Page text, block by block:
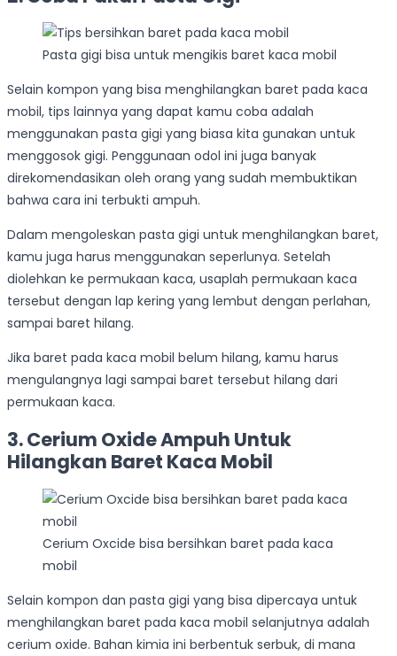
Pasta gigi bisa untuk mengikis baret kaca mobil
Selain kompon yang bisa menghilangkan baret pada kaca
mobil, tips lainnya yang dapat kamu coba adalah
menggunakan pasta gigi yang biasa kita gunakan untuk
menggosok gigi. Penggunaan odol ini juga banyak
direkomendasikan oleh orang yang sudah membuktikan
bahwa cara ini terbukti ampuh.
Dalam mengoleskan pasta gigi untuk menghilangkan baret,
kamu juga harus menggunakan seperlunya. Setelah
diolehkan ke permukaan kaca, usaplah permukaan kaca
tersebut dengan lap kering yang lembut dengan perlahan,
sampai baret hilang.
Jika baret pada kaca mobil belum hilang, kamu harus
mengulangnya lagi sampai baret tersebut hilang dari
permukaan kaca.
3. Cerium Oxide Ampuh Untuk
Hilangkan Baret Kaca Mobil
Cerium Oxcide bisa bersihkan baret pada kaca
mobil
Selain kompon dan pasta gigi yang bisa dipercaya untuk
menghilangkan baret pada kaca mobil selanjutnya adalah
cerium oxide. Bahan kimia ini berbentuk serbuk, di mana